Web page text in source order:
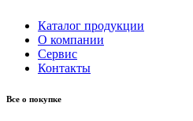
Каталог продукции
О компании
Сервис
Контакты
Все о покупке